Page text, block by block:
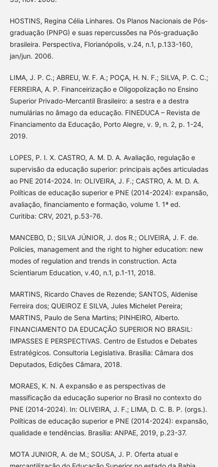
HOSTINS, Regina Célia Linhares. Os Planos Nacionais de Pós-
graduação (PNPG) e suas repercussões na Pós-graduação
brasileira. Perspectiva, Florianópolis, v.24, n.1, p.133-160,
jan/jun. 2006.
LIMA, J. P. C.; ABREU, W. F. A.; POÇA, H. N. F.; SILVA, P. C. C.;
FERREIRA, A. P. Financeirização e Oligopolização no Ensino
Superior Privado-Mercantil Brasileiro: a sestra e a destra
numulárias no âmago da educação. FINEDUCA – Revista de
Financiamento da Educação, Porto Alegre, v. 9, n. 2, p. 1-24,
2019.
LOPES, P. I. X. CASTRO, A. M. D. A. Avaliação, regulação e
supervisão da educação superior: principais ações articuladas
ao PNE 2014-2024. In: OLIVEIRA, J. F.; CASTRO, A. M. D. A.
Políticas de educação superior e PNE (2014-2024): expansão,
avaliação, financiamento e formação, volume 1. 1ª ed.
Curitiba: CRV, 2021, p.53-76.
MANCEBO, D.; SILVA JÚNIOR, J. dos R.; OLIVEIRA, J. F. de.
Policies, management and the right to higher education: new
modes of regulation and trends in construction. Acta
Scientiarum Education, v.40, n.1, p.1-11, 2018.
MARTINS, Ricardo Chaves de Rezende; SANTOS, Aldenise
Ferreira dos; QUEIROZ E SILVA, Jules Michelet Pereira;
MARTINS, Paulo de Sena Martins; PINHEIRO, Alberto.
FINANCIAMENTO DA EDUCAÇÃO SUPERIOR NO BRASIL:
IMPASSES E PERSPECTIVAS. Centro de Estudos e Debates
Estratégicos. Consultoria Legislativa. Brasília: Câmara dos
Deputados, Edições Câmara, 2018.
MORAES, K. N. A expansão e as perspectivas de
massificação da educação superior no Brasil no contexto do
PNE (2014-2024). In: OLIVEIRA, J. F.; LIMA, D. C. B. P. (orgs.).
Políticas de educação superior e PNE (2014-2024): expansão,
qualidade e tendências. Brasília: ANPAE, 2019, p.23-37.
MOTA JUNIOR, A. de M.; SOUSA, J. P. Oferta atual e